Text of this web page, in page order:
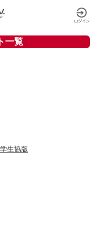
一覧
生協版